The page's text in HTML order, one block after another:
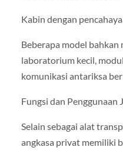
Kabin dengan
Beberapa model
laboratorium kecil,
komunikasi antariksa
Fungsi dan Penggunaan
Selain sebagai alat
angkasa privat memiliki